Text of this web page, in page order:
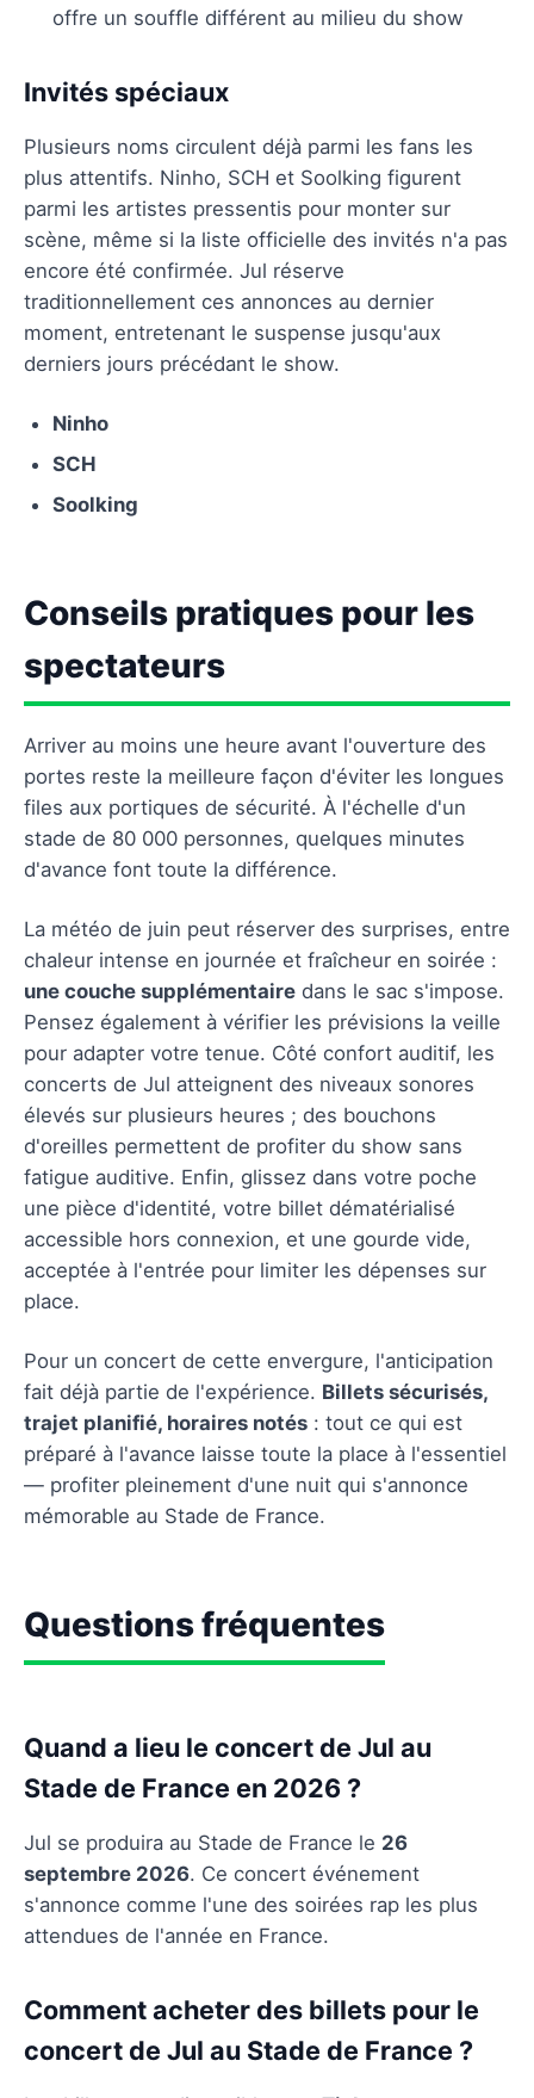
offre un souffle différent au milieu du show
Invités spéciaux
Plusieurs noms circulent déjà parmi les fans les
plus attentifs. Ninho, SCH et Soolking figurent
parmi les artistes pressentis pour monter sur
scène, même si la liste officielle des invités n'a pas
encore été confirmée. Jul réserve
traditionnellement ces annonces au dernier
moment, entretenant le suspense jusqu'aux
derniers jours précédant le show.
Ninho
SCH
Soolking
Conseils pratiques pour les
spectateurs
Arriver au moins une heure avant l'ouverture des
portes reste la meilleure façon d'éviter les longues
files aux portiques de sécurité. À l'échelle d'un
stade de 80 000 personnes, quelques minutes
d'avance font toute la différence.
La météo de juin peut réserver des surprises, entre
chaleur intense en journée et fraîcheur en soirée :
une couche supplémentaire dans le sac s'impose.
Pensez également à vérifier les prévisions la veille
pour adapter votre tenue. Côté confort auditif, les
concerts de Jul atteignent des niveaux sonores
élevés sur plusieurs heures ; des bouchons
d'oreilles permettent de profiter du show sans
fatigue auditive. Enfin, glissez dans votre poche
une pièce d'identité, votre billet dématérialisé
accessible hors connexion, et une gourde vide,
acceptée à l'entrée pour limiter les dépenses sur
place.
Pour un concert de cette envergure, l'anticipation
fait déjà partie de l'expérience. Billets sécurisés,
trajet planifié, horaires notés : tout ce qui est
préparé à l'avance laisse toute la place à l'essentiel
— profiter pleinement d'une nuit qui s'annonce
mémorable au Stade de France.
Questions fréquentes
Quand a lieu le concert de Jul au
Stade de France en 2026 ?
Jul se produira au Stade de France le 26
septembre 2026. Ce concert événement
s'annonce comme l'une des soirées rap les plus
attendues de l'année en France.
Comment acheter des billets pour le
concert de Jul au Stade de France ?